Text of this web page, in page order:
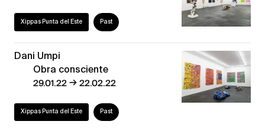
Xippas Punta del Este Past
Dani Umpi
Obra consciente
29.01.22→22.02.22
Xippas Punta del Este Past